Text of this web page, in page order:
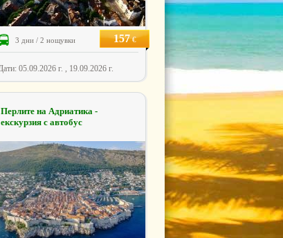
3 дни / 2 нощувки 157€
05.09.2026 г. , 19.09.2026 г.
Перлите на Адриатика -
екскурзия с автобус